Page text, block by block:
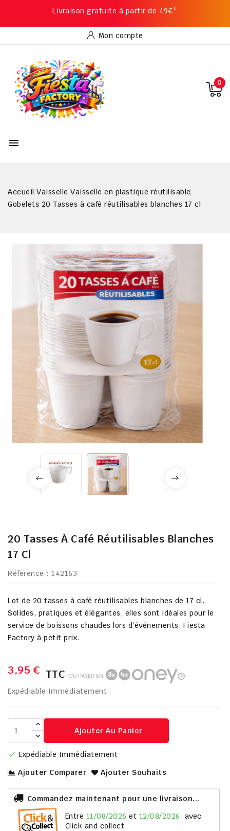
Livraison gratuite à partir de 49€*
Mon compte
0

Accueil Vaisselle Vaisselle en plastique réutilisable
Gobelets 20 Tasses à café réutilisables blanches 17 cl
20 Tasses À Café Réutilisables Blanches
17 Cl
Référence : 142163
Lot de 20 tasses à café réutilisables blanches de 17 cl .
Solides, pratiques et élégantes, elles sont idéales pour le
service de boissons chaudes lors d’événements. Fiesta
Factory à petit prix.
3,95 € TTC OU PAYER EN
Expédiable Immédiatement
Ajouter Au Panier
 Expédiable Immédiatement
Ajouter Comparer
Ajouter Souhaits
Commandez maintenant pour une livraison...
entre 11/08/2026 et 12/08/2026
avec
Click and collect